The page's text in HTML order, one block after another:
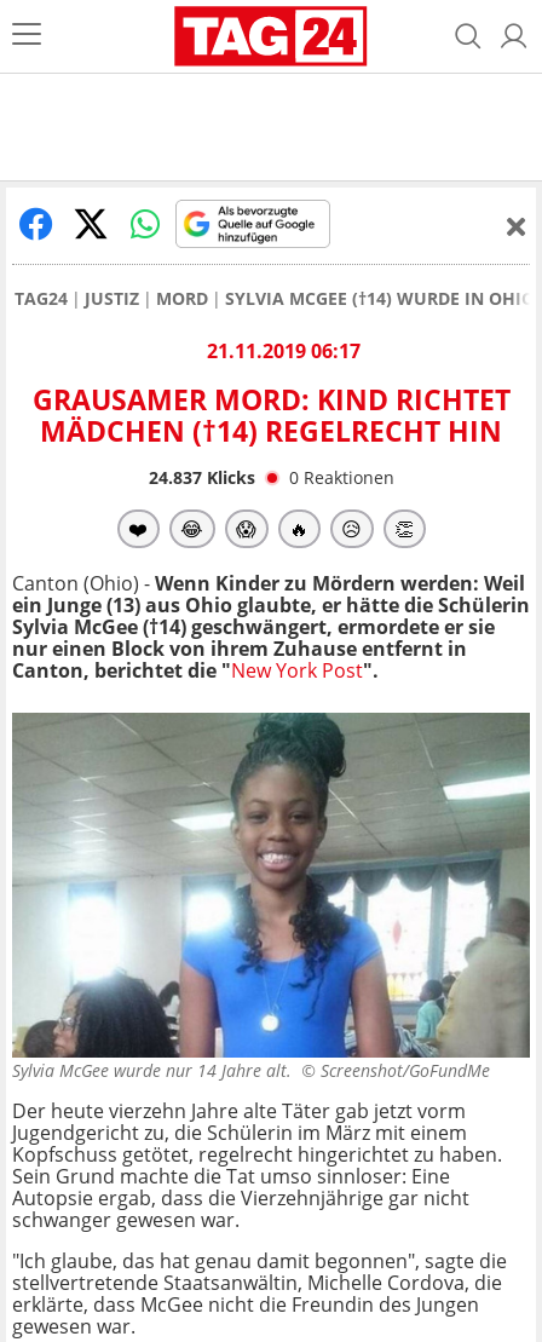
TAG24 JUSTIZ MORD SYLVIA MCGEE (†14) WURDE IN
21.11.2019 06:17
GRAUSAMER MORD: KIND RICHTET
MÄDCHEN (†14) REGELRECHT HIN
24.837Klicks 0 Reaktionen
❤️ 😂 😱 🔥 😥 👏
Canton (Ohio) -Wenn Kinder zu Mördern werden: Weil
ein Junge (13) aus Ohio glaubte, er hätte die Schülerin
Sylvia McGee (†14) geschwängert, ermordete er sie
nur einen Block von ihrem Zuhause entfernt in
Canton, berichtet die "New York Post".
Sylvia McGee wurde nur 14 Jahre alt. © Screenshot/GoFundMe
Der heute vierzehn Jahre alte Täter gab jetzt vorm
Jugendgericht zu, die Schülerin im März mit einem
Kopfschuss getötet, regelrecht hingerichtet zu haben.
Sein Grund machte die Tat umso sinnloser: Eine
Autopsie ergab, dass die Vierzehnjährige gar nicht
schwanger gewesen war.
"Ich glaube, das hat genau damit begonnen", sagte die
stellvertretende Staatsanwältin, Michelle Cordova, die
erklärte, dass McGee nicht die Freundin des Jungen
gewesen war.